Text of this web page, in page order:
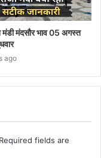
मंदसौर भाव 05 अगस्त
ago
Required fields are